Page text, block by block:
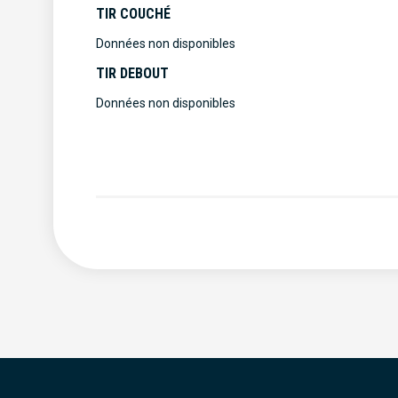
TIR COUCHÉ
Données non disponibles
TIR DEBOUT
Données non disponibles